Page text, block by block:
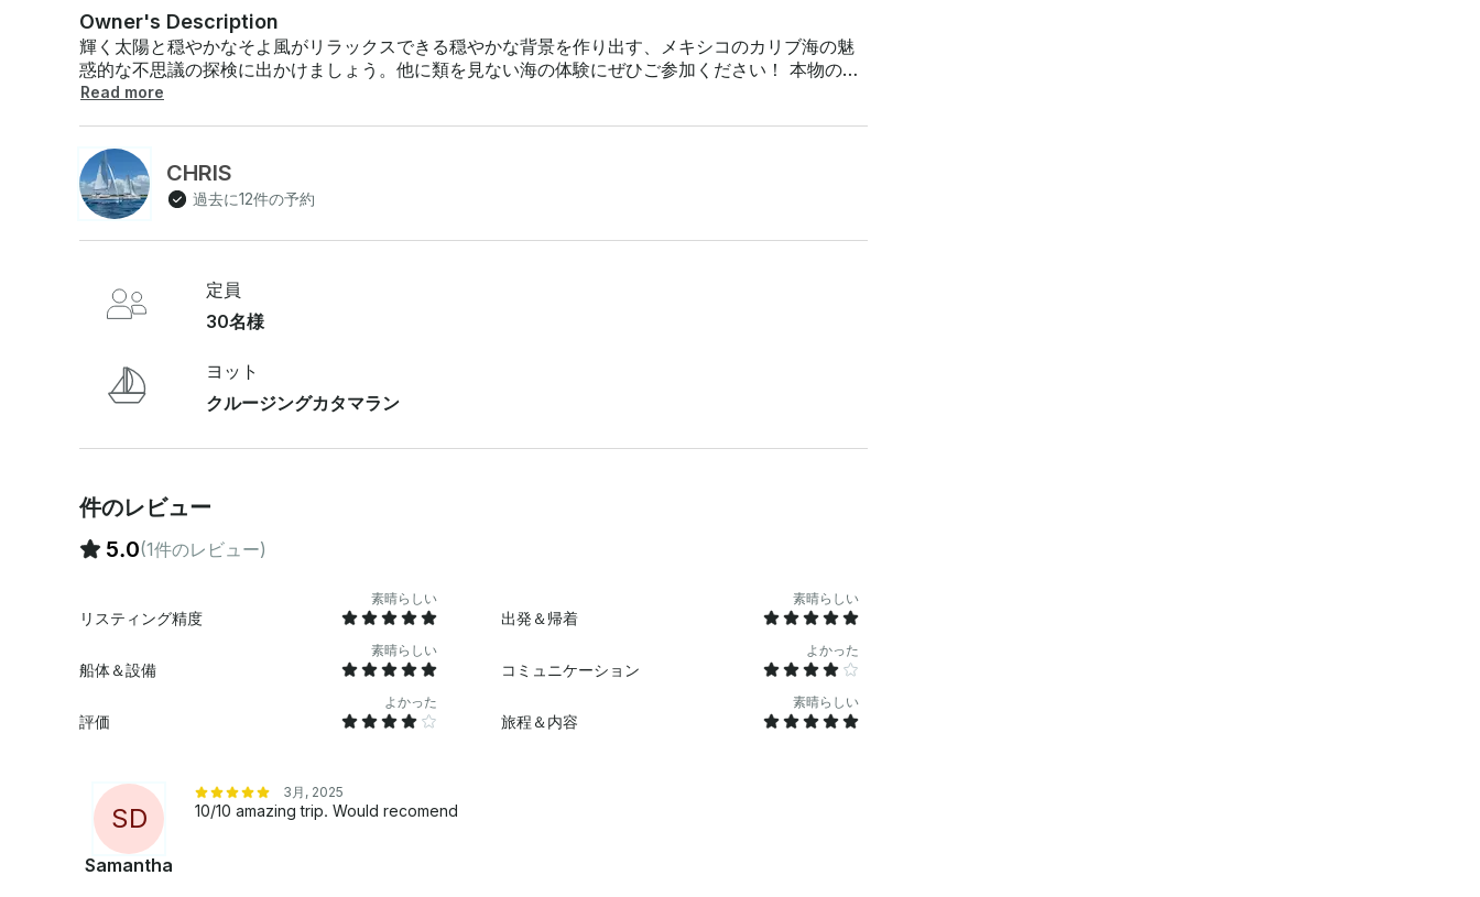
Owner's Description
輝く太陽と穏やかなそよ風がリラックスできる穏やかな背景を作り出す、メキシコのカリブ海の魅
惑的な不思議の探検に出かけましょう。他に類を見ない海の体験にぜひご参加ください！ 本物の解
放感に浸り、人里離れた楽園の目的地の魅力を発見してください。認定を受けた専任の乗組員がお
、リラクゼーション、息をのむような美しさがあなたを待っている、忘れられない航海に出かける
準備をしましょう。 42フィートのラグーンラグジュアリーカタマラン最大収容人数 :25名様プレミ
アムオープンバー — プライベートシェフ料金: 3時間:27198ドル 4時間:34,000メキシコペソ 5時
ター:旅程-イナ・リーフ、ヤンテン湾、またはスー・ハ・ビーチへのセーリング 5時間チャーター:
旅程-イナ・リーフ、ヤンテン湾、またはスー・ハ・ビーチへのセーリング 6時間チャーター：旅
程-イナ・リーフ、ヤンテン・ベイ、またはシュプ・ハ・ビーチへのセーリング 8時間チャーター：
ーラ、メスカル、ウォッカ、ラムジン、ウィスキー。ワイン、赤、白、ローズ、スパークリング。
特製カクテルとモクテル。ミキサー、ボトルウォーター、ジュース、ソーダ。 アドベンチャー機器:
プのセビチェ、サラミとゴーダチーズのバゲット。 5、6、8時間のチャーター：季節のフルーツプ
キンのグリルファヒータ、サプライズデザート。 すべての出発便は、マリーナ・プエルト・アベン
Read more
CHRIS
過去に12件の予約
定員
30名様
ヨット
クルージングカタマラン
件のレビュー
5.0(1件のレビュー)
リスティング精度
素晴らしい
出発＆帰着
素晴らしい
船体＆設備
素晴らしい
コミュニケーション
よかった
評価
よかった
旅程＆内容
素晴らしい
SD
Samantha
3月, 2025
10/10 amazing trip. Would recomend